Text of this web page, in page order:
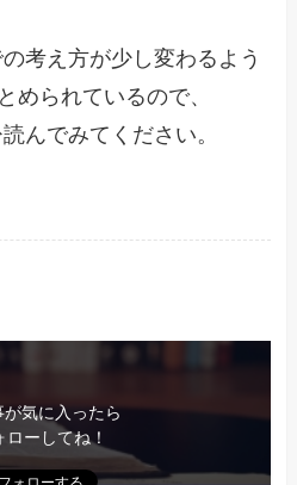
考え方が少し変わるよう
められているので、
んでみてください。
が気に入ったら
ローしてね！